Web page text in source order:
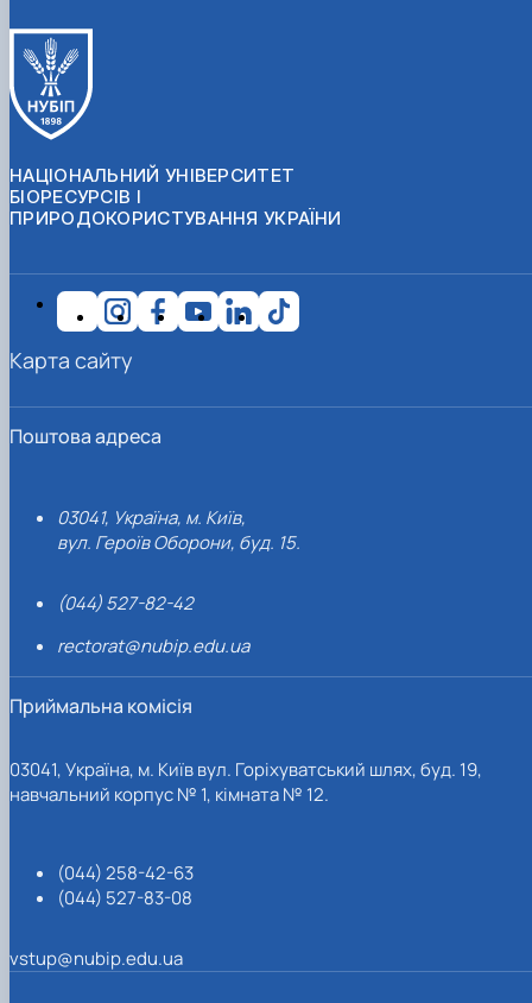
НАЦІОНАЛЬНИЙ УНІВЕРСИТЕТ
БІОРЕСУРСІВ І
ПРИРОДОКОРИСТУВАННЯ УКРАЇНИ
Поштова адреса
03041, Україна, м. Київ,
вул. Героїв Оборони, буд. 15.
(044) 527-82-42
rectorat@nubip.edu.ua
Приймальна комісія
03041, Україна, м. Київ вул. Горіхуватський шлях, буд. 19,
навчальний корпус № 1, кімната № 12.
(044) 258-42-63
(044) 527-83-08
vstup@nubip.edu.ua
Карта сайту